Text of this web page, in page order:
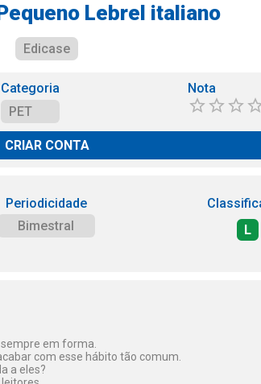
Lebrel italiano
Edicase
Categoria
PET
Nota
CRIAR CONTA
Periodicidade
Bimestral
L
em forma.
com esse hábito tão comum.
a eles?